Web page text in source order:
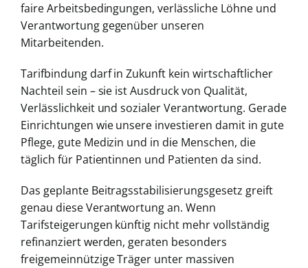
faire Arbeitsbedingungen, verlässliche Löhne und
Verantwortung gegenüber unseren
Mitarbeitenden.
Tarifbindung darf in Zukunft kein wirtschaftlicher
Nachteil sein – sie ist Ausdruck von Qualität,
Verlässlichkeit und sozialer Verantwortung. Gerade
Einrichtungen wie unsere investieren damit in gute
Pflege, gute Medizin und in die Menschen, die
täglich für Patientinnen und Patienten da sind.
Das geplante Beitragsstabilisierungsgesetz greift
genau diese Verantwortung an. Wenn
Tarifsteigerungen künftig nicht mehr vollständig
refinanziert werden, geraten besonders
freigemeinnützige Träger unter massiven